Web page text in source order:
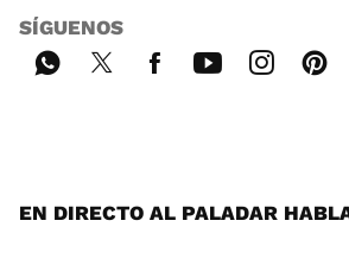
SÍGUENOS
EN DIRECTO AL PALADAR